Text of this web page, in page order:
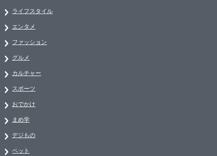
ライフスタイル
エンタメ
ファッション
グルメ
カルチャー
スポーツ
おでかけ
まめ学
デジもの
ペット